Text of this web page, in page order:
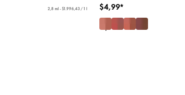
2,8 ml - $1.996,43 / 1 l
$4,99*